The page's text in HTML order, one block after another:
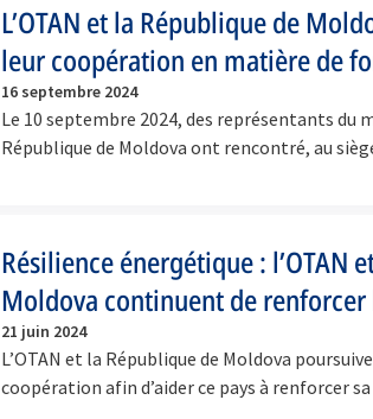
L’OTAN et la République de
leur coopération en matière de
16 septembre 2024
Le 10 septembre 2024, des représentants du
République de Moldova ont rencontré, au
Résilience énergétique : l’OTAN
Moldova continuent de
21 juin 2024
L’OTAN et la République de Moldova
coopération afin d’aider ce pays à renforcer